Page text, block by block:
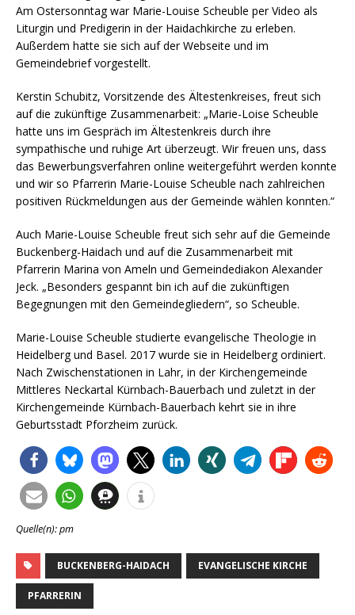
Am Ostersonntag war Marie-Louise Scheuble per Video als
Liturgin und Predigerin in der Haidachkirche zu erleben.
Außerdem hatte sie sich auf der Webseite und im
Gemeindebrief vorgestellt.
Kerstin Schubitz, Vorsitzende des Ältestenkreises, freut sich
auf die zukünftige Zusammenarbeit: „Marie-Loise Scheuble
hatte uns im Gespräch im Ältestenkreis durch ihre
sympathische und ruhige Art überzeugt. Wir freuen uns, dass
das Bewerbungsverfahren online weitergeführt werden konnte
und wir so Pfarrerin Marie-Louise Scheuble nach zahlreichen
positiven Rückmeldungen aus der Gemeinde wählen konnten.“
Auch Marie-Louise Scheuble freut sich sehr auf die Gemeinde
Buckenberg-Haidach und auf die Zusammenarbeit mit
Pfarrerin Marina von Ameln und Gemeindediakon Alexander
Jeck. „Besonders gespannt bin ich auf die zukünftigen
Begegnungen mit den Gemeindegliedern“, so Scheuble.
Marie-Louise Scheuble studierte evangelische Theologie in
Heidelberg und Basel. 2017 wurde sie in Heidelberg ordiniert.
Nach Zwischenstationen in Lahr, in der Kirchengemeinde
Mittleres Neckartal Kürnbach-Bauerbach und zuletzt in der
Kirchengemeinde Kürnbach-Bauerbach kehrt sie in ihre
Geburtsstadt Pforzheim zurück.
Quelle(n): pm
BUCKENBERG-HAIDACH EVANGELISCHE KIRCHE
PFARRERIN